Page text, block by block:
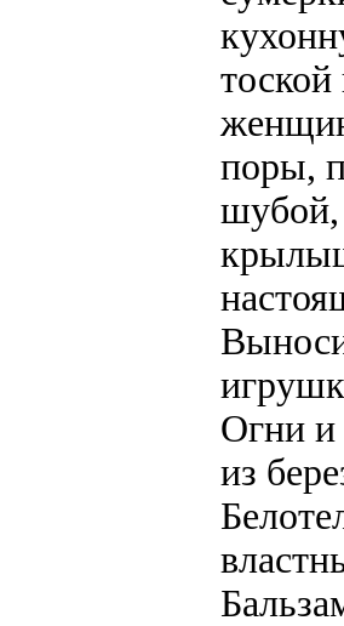
поры,
шубой,
Огни и
из